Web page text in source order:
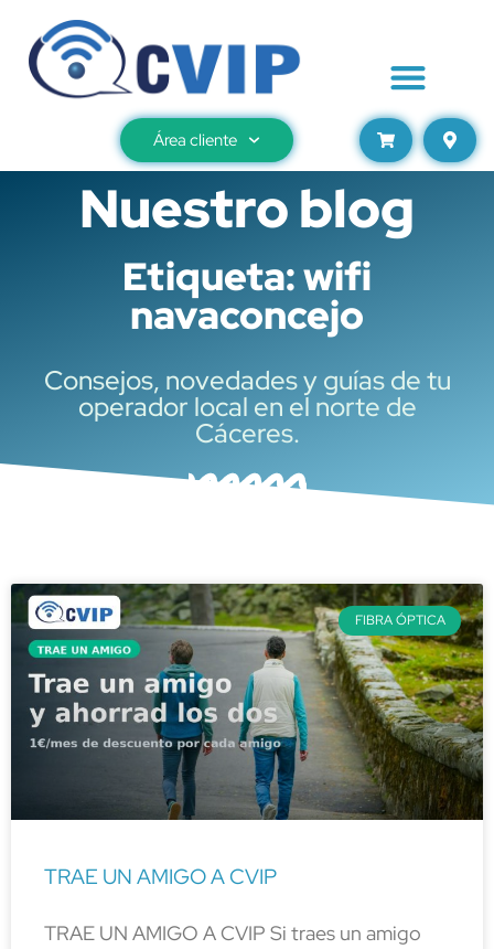
Área cliente
Nuestro blog
Etiqueta: wifi
navaconcejo
Consejos, novedades y guías de tu
operador local en el norte de
Cáceres.
FIBRA ÓPTICA
TRAE UN AMIGO A CVIP
TRAE UN AMIGO A CVIP Si traes un amigo